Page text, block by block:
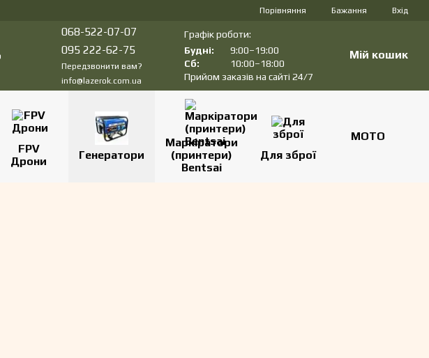
Порівняння Бажання Вхід
068-522-07-07
095 222-62-75
Передзвонити вам?
info@lazerok.com.ua
Графік роботи:
Будні:
9:00–19:00
Сб:
10:00–18:00
Прийом заказів на сайті 24/7
Мій кошик
FPV
Дрони
Генератори
Маркіратори
(принтери)
Bentsai
Для зброї
МОТО